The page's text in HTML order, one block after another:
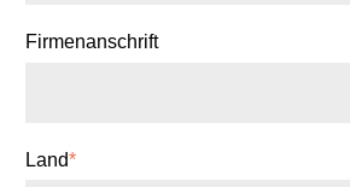
Firmenanschrift
Land*